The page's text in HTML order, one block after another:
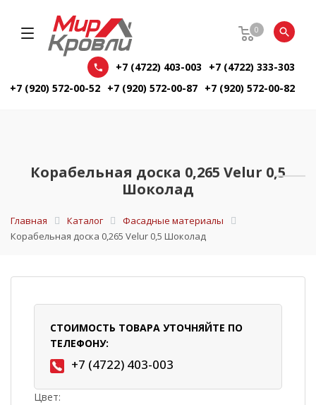
0
+7 (4722) 403-003
+7 (4722) 333-303
+7 (920) 572-00-52 +7 (920) 572-00-87 +7 (920) 572-00-82
Корабельная доска 0,265 Velur 0,5
Шоколад
Главная Каталог
Фасадные материалы
Корабельная доска 0,265 Velur 0,5 Шоколад
СТОИМОСТЬ ТОВАРА УТОЧНЯЙТЕ ПО
ТЕЛЕФОНУ:
+7 (4722) 403-003
Цвет: